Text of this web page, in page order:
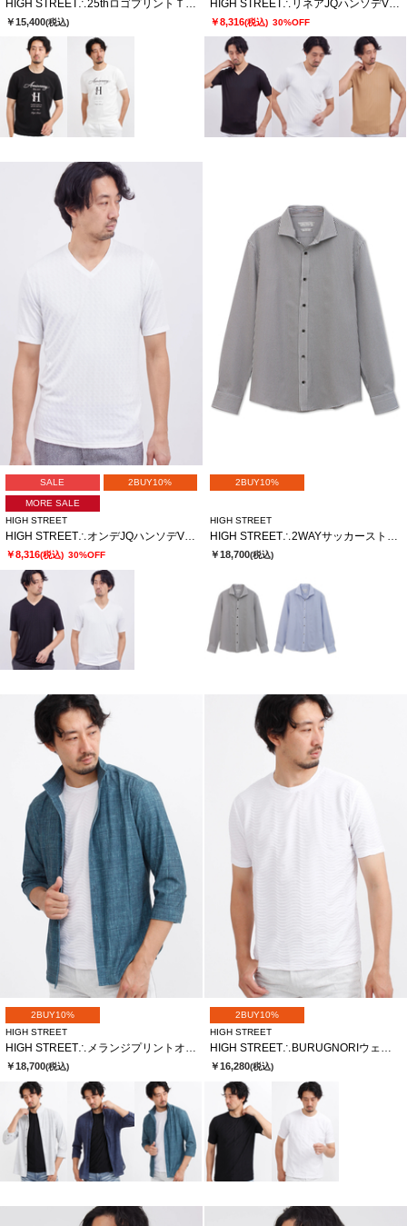
￥15,400(税込) ￥8,316(税込) 30%OFF
SALE 2BUY10%
MORE SALE
HIGH STREET
HIGH STREET∴オンデJQハンソデVネック
￥8,316(税込) 30%OFF
2BUY10%
HIGH STREET
HIGH STREET∴2WAYサッカーストライプカッタウェイシャツ
￥18,700(税込)
2BUY10%
HIGH STREET
HIGH STREET∴メランジプリントオブロングシチブソデシャツ
￥18,700(税込)
2BUY10%
HIGH STREET
HIGH STREET∴BURUGNORIウェーブタックCNハンソデTCS
￥16,280(税込)